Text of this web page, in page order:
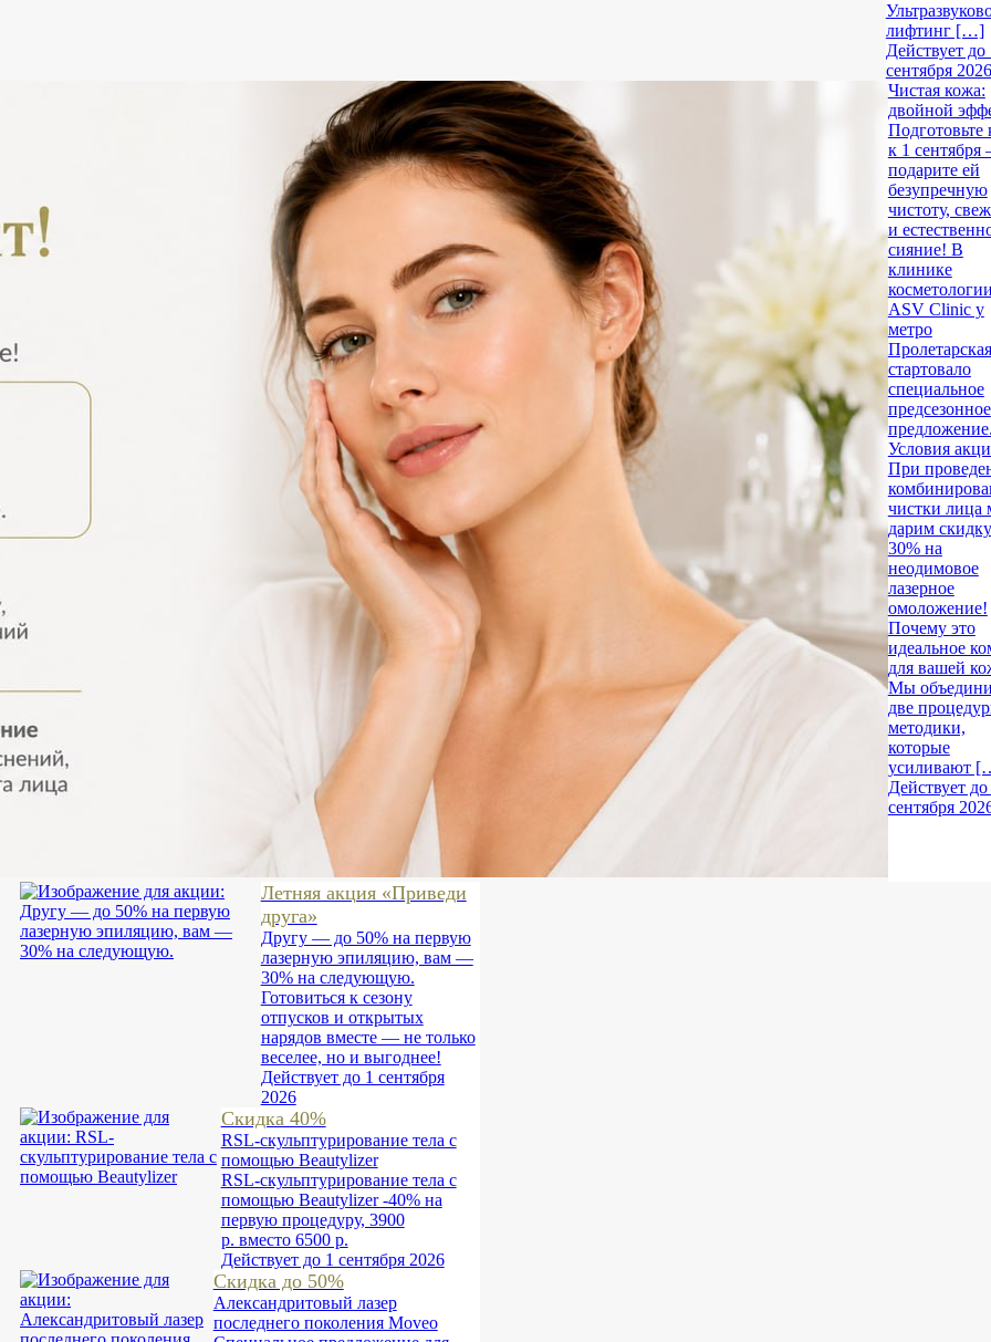
лифтинг […]
Действует до
сентября 2026
Чистая кожа:
двойной
Подготовьте
к 1
подарите ей
безупречную
чистоту,
и
сияние! В
клинике
косметологии
ASV Clinic у
метро
Пролетарская
стартовало
специальное
предсезонное
предложение.
Условия
При
чистки лица
дарим скидку
30% на
неодимовое
лазерное
омоложение!
Почему это
идеальное
для вашей
Мы
две
методики,
которые
усиливают
Действует до
сентября
Летняя акция «Приведи
друга»
Другу — до 50% на первую
лазерную эпиляцию, вам —
30% на следующую.
Готовиться к сезону
отпусков и открытых
нарядов вместе — не только
веселее, но и выгоднее!
Действует до 1 сентября
2026
Скидка 40%
RSL-скульптурирование тела с
помощью Beautylizer
RSL-скульптурирование тела с
помощью Beautylizer -40% на
первую процедуру, 3900
р. вместо 6500 р.
Действует до 1 сентября 2026
Скидка до 50%
Александритовый лазер
последнего поколения Moveo